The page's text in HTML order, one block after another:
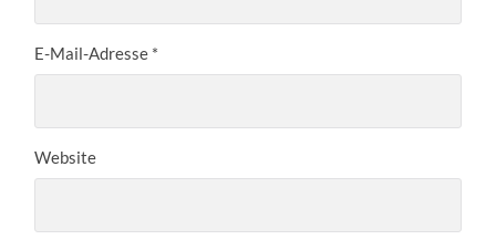
E-Mail-Adresse *
Website